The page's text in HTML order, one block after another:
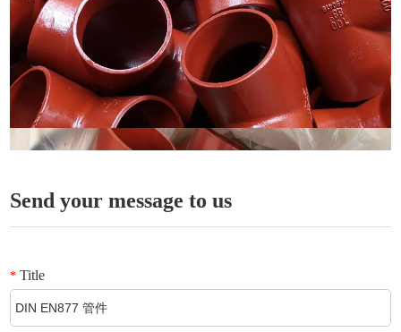
Send your message to us
* Title